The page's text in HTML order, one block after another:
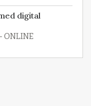
digital
ONLINE